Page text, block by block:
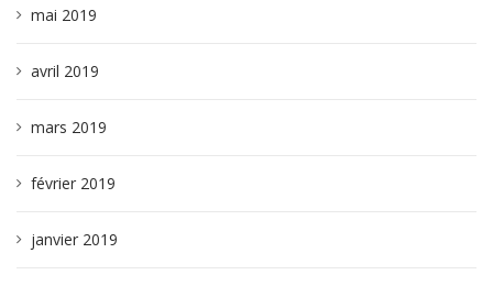
mai 2019
avril 2019
mars 2019
février 2019
janvier 2019